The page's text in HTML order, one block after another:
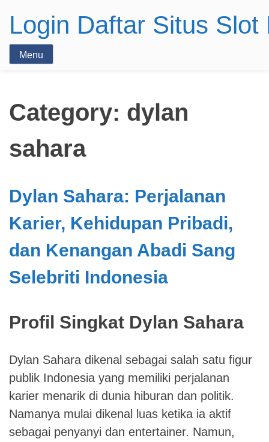
Login Daftar Situs Slot
Menu
Category: dylan
sahara
Dylan Sahara: Perjalanan
Karier, Kehidupan Pribadi,
dan Kenangan Abadi Sang
Selebriti Indonesia
Profil Singkat Dylan Sahara
Dylan Sahara dikenal sebagai salah satu figur
publik Indonesia yang memiliki perjalanan
karier menarik di dunia hiburan dan politik.
Namanya mulai dikenal luas ketika ia aktif
sebagai penyanyi dan entertainer. Namun,